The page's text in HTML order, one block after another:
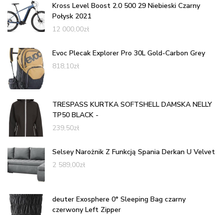
Kross Level Boost 2.0 500 29 Niebieski Czarny
Połysk 2021
12 000,00zł
Evoc Plecak Explorer Pro 30L Gold-Carbon Grey
818,10zł
TRESPASS KURTKA SOFTSHELL DAMSKA NELLY
TP50 BLACK -
239,50zł
Selsey Narożnik Z Funkcją Spania Derkan U Velvet
2 589,00zł
deuter Exosphere 0° Sleeping Bag czarny
czerwony Left Zipper